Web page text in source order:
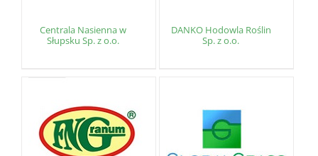
Centrala Nasienna w
Słupsku Sp. z o.o.
DANKO Hodowla Roślin
Sp. z o.o.